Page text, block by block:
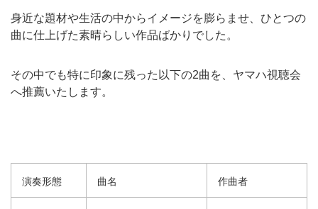
身近な題材や生活の中からイメージを膨らませ、ひとつの
曲に仕上げた素晴らしい作品ばかりでした。
その中でも特に印象に残った以下の2曲を、ヤマハ視聴会
へ推薦いたします。
演奏形態 曲名 作曲者